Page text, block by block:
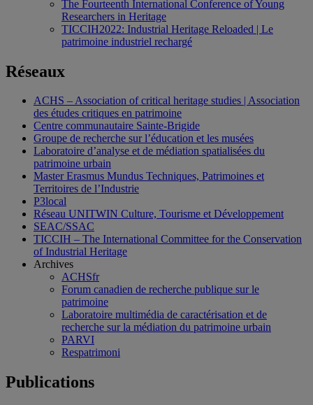
The Fourteenth International Conference of Young
Researchers in Heritage
TICCIH2022: Industrial Heritage Reloaded | Le
patrimoine industriel rechargé
Réseaux
ACHS – Association of critical heritage studies | Association
des études critiques en patrimoine
Centre communautaire Sainte-Brigide
Groupe de recherche sur l’éducation et les musées
Laboratoire d’analyse et de médiation spatialisées du
patrimoine urbain
Master Erasmus Mundus Techniques, Patrimoines et
Territoires de l’Industrie
P3local
Réseau UNITWIN Culture, Tourisme et Développement
SEAC/SSAC
TICCIH – The International Committee for the Conservation
of Industrial Heritage
Archives
ACHSfr
Forum canadien de recherche publique sur le
patrimoine
Laboratoire multimédia de caractérisation et de
recherche sur la médiation du patrimoine urbain
PARVI
Respatrimoni
Publications